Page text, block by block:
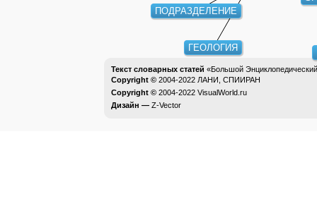
ПОДРАЗДЕЛЕНИЕ
ГЕОЛОГИЯ
Текст словарных статей «Большой
Copyright © 2004-2022 ЛАНИ, СПИИРАН
Copyright © 2004-2022 VisualWorld.ru
Дизайн — Z-Vector